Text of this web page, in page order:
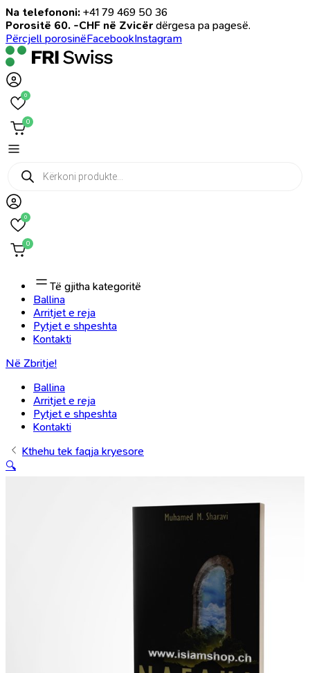
Na telefononi: +41 79 469 50 36
Porositë 60. -CHF në Zvicër dërgesa pa pagesë.
Përcjell porosinëFacebookInstagram
0
0
Products
search
0
0
Të gjitha kategoritë
Ballina
Arritjet e reja
Pytjet e shpeshta
Kontakti
Në Zbritje!
Ballina
Arritjet e reja
Pytjet e shpeshta
Kontakti
Kthehu tek faqja kryesore
🔍